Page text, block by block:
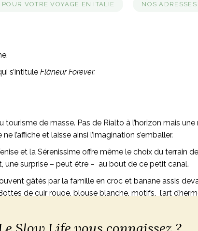
POUR VOTRE VOYAGE EN ITALIE NOS
s’intitule Flâneur Forever.
de masse. Pas de Rialto à l’horizon mais une
l’affiche et laisse ainsi l’imagination s’emballer.
et la Sérenissime offre même le choix du terrain
une surprise – peut être – au bout de ce petit canal.
gâtés par la famille en croc et banane assis
de cuir rouge, blouse blanche, motifs, l’art